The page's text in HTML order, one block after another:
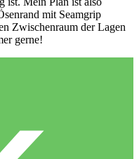
mit Seamgrip
Zwischenraum der Lagen
gerne!